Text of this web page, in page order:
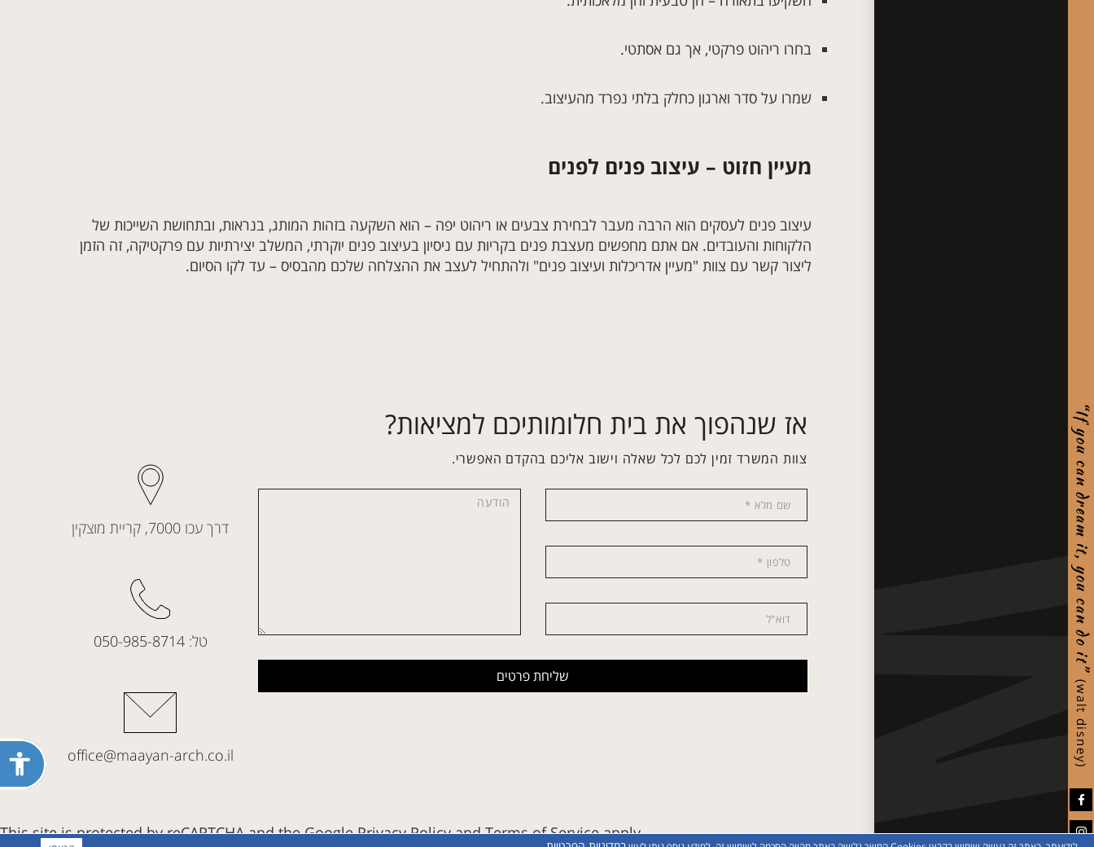
בחרו ריהוט פרקטי, אך גם אסתטי.
שמרו על סדר וארגון כחלק בלתי נפרד מהעיצוב.
מעיין חזוט – עיצוב פנים לפנים
עיצוב פנים לעסקים הוא הרבה מעבר לבחירת צבעים או ריהוט יפה – הוא השקעה בזהות המותג, בנראות, ובתחושת השייכות של
הלקוחות והעובדים. אם אתם מחפשים מעצבת פנים בקריות עם ניסיון בעיצוב פנים יוקרתי, המשלב יצירתיות עם פרקטיקה, זה הזמן
ליצור קשר עם צוות "מעיין אדריכלות ועיצוב פנים" ולהתחיל לעצב את ההצלחה שלכם מהבסיס – עד לקו הסיום.
אז שנהפוך את בית חלומותיכם למציאות?
צוות המשרד זמין לכם לכל שאלה וישוב אליכם בהקדם האפשרי.
שליחת פרטים
דרך עכו 7000, קריית מוצקין
טל:050-985-8714
office@maayan-arch.co.il
This site is protected by reCAPTCHA and the GooglePrivacy PolicyandTerms of Serviceapply.
פתח
תפריט
נגישות